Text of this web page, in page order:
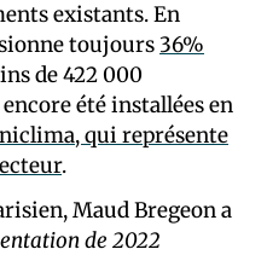
existants. En
toujours36%
de 422 000
été installées en
qui représente
.
Maud Bregeon a
de 2022